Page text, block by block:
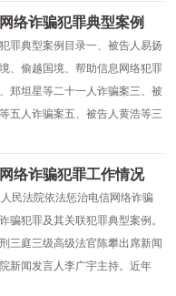
络诈骗犯罪典型案例
罪典型案例目录一、被告人易扬
、偷越国境、帮助信息网络犯罪
郑坦星等二十一人诈骗案三、被
五人诈骗案五、被告人黄浩等三
络诈骗犯罪工作情况
民法院依法惩治电信网络诈骗
骗犯罪及其关联犯罪典型案例。
三庭三级高级法官陈攀出席新闻
新闻发言人李广宇主持。近年